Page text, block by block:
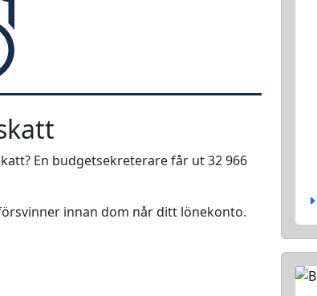
En budgetsekreterare får ut 32 966
innan dom når ditt lönekonto.